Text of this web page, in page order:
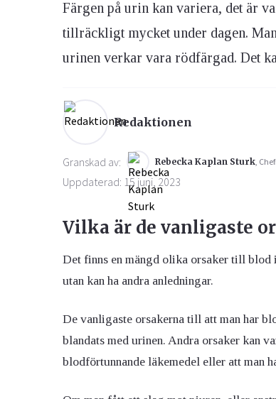
Ögon & Öron
Övervikt
Färgen på urin kan variera, det är
tillräckligt mycket under dagen.
urinen verkar vara rödfärgad. Det
Redaktionen
Granskad av: Rebecka Kaplan Sturk,
Uppdaterad: 15 juni, 2023
Vilka är de vanligaste
Det finns en mängd olika orsaker till blod
utan kan ha andra anledningar.
De vanligaste orsakerna till att man har
blandats med urinen. Andra orsaker kan
blodförtunnande läkemedel eller att man